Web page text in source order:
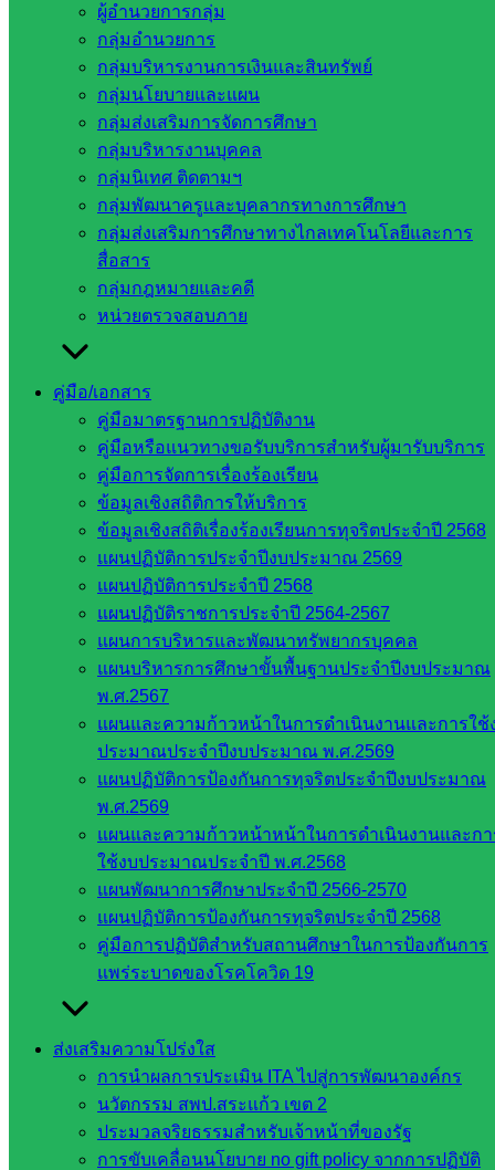
ผู้อำนวยการกลุ่ม
กลุ่มอำนวยการ
กลุ่มบริหารงานการเงินและสินทรัพย์
กลุ่มนโยบายและแผน
กลุ่มส่งเสริมการจัดการศึกษา
กลุ่มบริหารงานบุคคล
กลุ่มนิเทศ ติดตามฯ
กลุ่มพัฒนาครูและบุคลากรทางการศึกษา
กลุ่มส่งเสริมการศึกษาทางไกลเทคโนโลยีและการ
สื่อสาร
กลุ่มกฎหมายและคดี
หน่วยตรวจสอบภาย
คู่มือ/เอกสาร
คู่มือมาตรฐานการปฏิบัติงาน
คู่มือหรือแนวทางขอรับบริการสำหรับผู้มารับบริการ
คู่มือการจัดการเรื่องร้องเรียน
ข้อมูลเชิงสถิติการให้บริการ
ข้อมูลเชิงสถิติเรื่องร้องเรียนการทุจริตประจำปี 2568
แผนปฏิบัติการประจำปีงบประมาณ 2569
แผนปฏิบัติการประจำปี 2568
แผนปฏิบัติราชการประจำปี 2564-2567
แผนการบริหารและพัฒนาทรัพยากรบุคคล
แผนบริหารการศึกษาขั้นพื้นฐานประจำปีงบประมาณ
พ.ศ.2567
แผนและความก้าวหน้าในการดำเนินงานและการใช้
ประมาณประจำปีงบประมาณ พ.ศ.2569
แผนปฏิบัติการป้องกันการทุจริตประจำปีงบประมาณ
พ.ศ.2569
แผนและความก้าวหน้าหน้าในการดำเนินงานและก
ใช้งบประมาณประจำปี พ.ศ.2568
แผนพัฒนาการศึกษาประจำปี 2566-2570
แผนปฏิบัติการป้องกันการทุจริตประจำปี 2568
คู่มือการปฏิบัติสำหรับสถานศึกษาในการป้องกันการ
แพร่ระบาดของโรคโควิด 19
ส่งเสริมความโปร่งใส
การนำผลการประเมิน ITA ไปสู่การพัฒนาองค์กร
นวัตกรรม สพป.สระแก้ว เขต 2
ประมวลจริยธรรมสำหรับเจ้าหน้าที่ของรัฐ
การขับเคลื่อนนโยบาย no gift policy จากการปฏิบัติ
การกลุ่มทุกกลุ่ม ได้เข้าร่วม การประชุมผู้อำนวยการสำนักงาน
เขตพื้นที่การศึกษา ทั่วประเทศ ครั้งที่ ๖/๒๕๖๘ เพื่อรับทราบข้อ
ราชการสำคัญและการติดตามขับเคลื่อนนโยบาย จาก
สำนักงานคณะกรรมการการศึกษาขั้นพื้นฐาน พร้อมให้ผู้อำนวย
การสำนักงานเขตพื้นที่การศึกษา นำเสนอการตรวจเยี่ยม
โรงเรียนในสังกัด ผ่านระบบ Video Conference
ณ ห้องประชุม Conferrence ชั้น ๓ สำนักงานเขตพื้นที่การศึกษา
ประถมศึกษาสระแก้ว เขต ๒
Post Views: 379
กลุ่มส่งเสริมการศึกษาทางไกลเทคโนโลยี
สารสนเทศและการสื่อสาร
หน่วยงาน
ที่เกี่ยวข้อง